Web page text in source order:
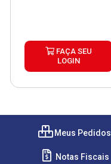
FAÇA SEU
LOGIN
Meus Pedidos
Notas Fiscais